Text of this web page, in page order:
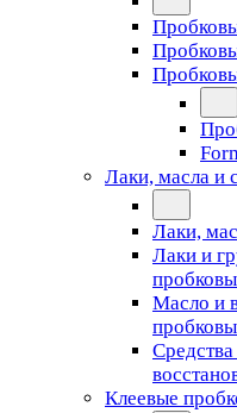
Лаки, масла и
Лаки,
Лаки и
Масло и
Клеевые